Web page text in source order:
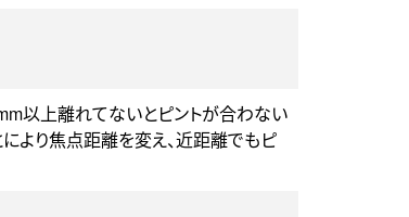
以上離れてないとピントが合わない
より焦点距離を変え、近距離でもピ